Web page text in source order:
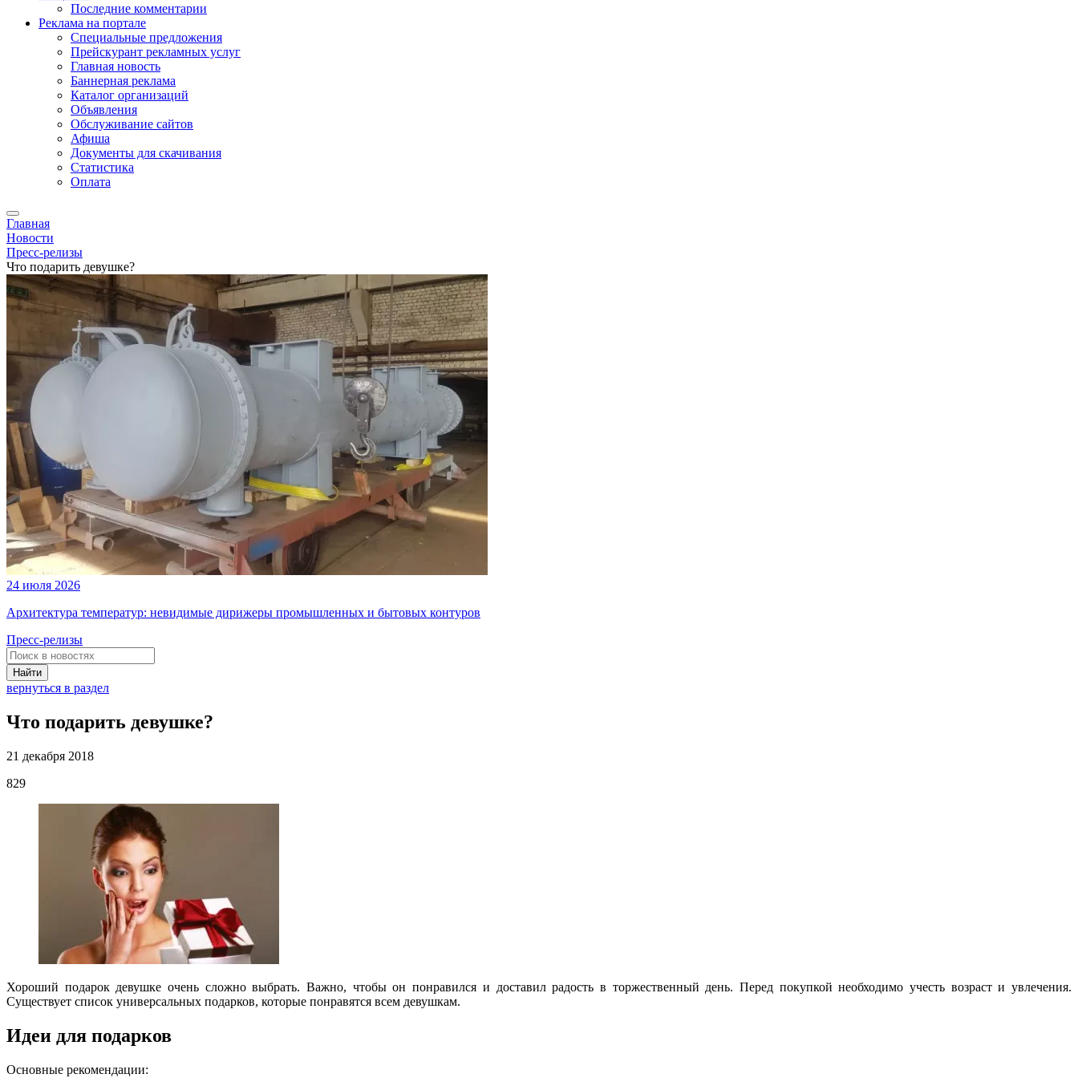
Последние комментарии
Реклама на портале
Специальные предложения
Прейскурант рекламных услуг
Главная новость
Баннерная реклама
Каталог организаций
Объявления
Обслуживание сайтов
Афиша
Документы для скачивания
Статистика
Оплата
Главная
Новости
Пресс-релизы
Что подарить девушке?
24 июля 2026
Архитектура температур: невидимые дирижеры промышленных и бытовых контуров
Пресс-релизы
Найти
вернуться в раздел
Что подарить девушке?
21 декабря 2018
829
Хороший подарок девушке очень сложно выбрать. Важно, чтобы он понравился и доставил радость в торжественный день. Перед покупкой необходимо учесть возраст и увлечения.
Существует список универсальных подарков, которые понравятся всем девушкам.
Идеи для подарков
Основные рекомендации: